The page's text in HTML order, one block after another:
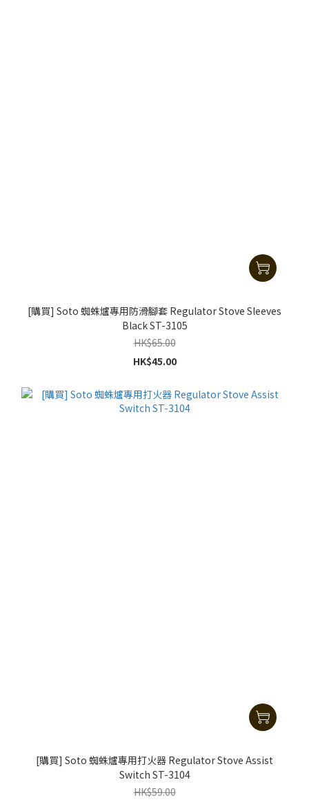
[購買] Soto 蜘蛛爐專用防滑腳套 Regulator Stove Sleeves
Black ST-3105
HK$65.00
HK$45.00
[購買] Soto 蜘蛛爐專用打火器 Regulator Stove Assist
Switch ST-3104
HK$59.00